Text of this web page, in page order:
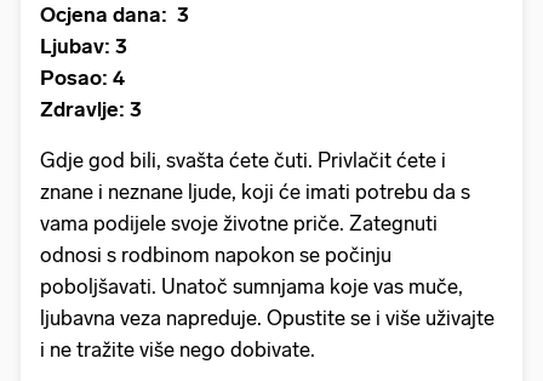
Ocjena dana: 3
Ljubav: 3
Posao: 4
Zdravlje: 3
Gdje god bili, svašta ćete čuti. Privlačit ćete i
znane i neznane ljude, koji će imati potrebu da s
vama podijele svoje životne priče. Zategnuti
odnosi s rodbinom napokon se počinju
poboljšavati. Unatoč sumnjama koje vas muče,
ljubavna veza napreduje. Opustite se i više uživajte
i ne tražite više nego dobivate.